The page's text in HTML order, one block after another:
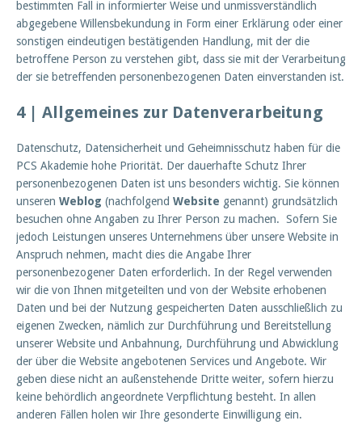
bestimmten Fall in informierter Weise und unmissverständlich
abgegebene Willensbekundung in Form einer Erklärung oder einer
sonstigen eindeutigen bestätigenden Handlung, mit der die
betroffene Person zu verstehen gibt, dass sie mit der Verarbeitung
der sie betreffenden personenbezogenen Daten einverstanden ist.
4 | Allgemeines zur Datenverarbeitung
Datenschutz, Datensicherheit und Geheimnisschutz haben für die
PCS Akademie hohe Priorität. Der dauerhafte Schutz Ihrer
personenbezogenen Daten ist uns besonders wichtig. Sie können
unseren Weblog (nachfolgend Website genannt) grundsätzlich
besuchen ohne Angaben zu Ihrer Person zu machen. Sofern Sie
jedoch Leistungen unseres Unternehmens über unsere Website in
Anspruch nehmen, macht dies die Angabe Ihrer
personenbezogener Daten erforderlich. In der Regel verwenden
wir die von Ihnen mitgeteilten und von der Website erhobenen
Daten und bei der Nutzung gespeicherten Daten ausschließlich zu
eigenen Zwecken, nämlich zur Durchführung und Bereitstellung
unserer Website und Anbahnung, Durchführung und Abwicklung
der über die Website angebotenen Services und Angebote. Wir
geben diese nicht an außenstehende Dritte weiter, sofern hierzu
keine behördlich angeordnete Verpflichtung besteht. In allen
anderen Fällen holen wir Ihre gesonderte Einwilligung ein.